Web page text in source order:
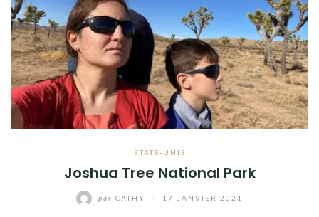
ETATS-UNIS
Joshua Tree National Park
par CATHY 17 JANVIER 2021